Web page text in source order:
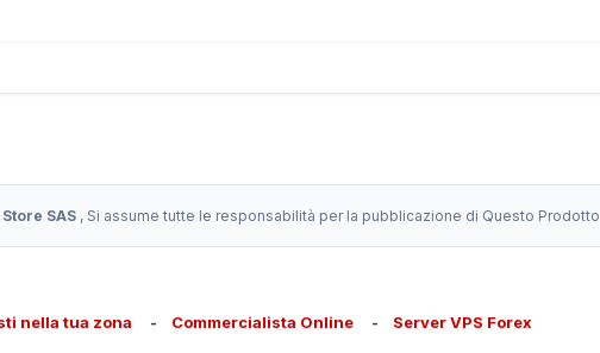
SAS , Si assume tutte le responsabilità per la pubblicazione di Questo Prodotto
nella tua zona - Commercialista Online - Server VPS Forex